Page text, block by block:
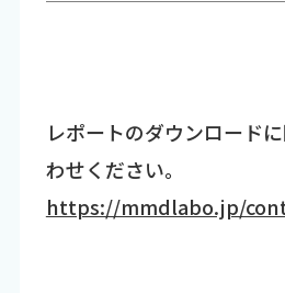
レポートのダウンロード
わせください。
https://mmdlabo.jp/